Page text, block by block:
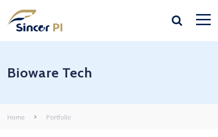
Bioware Tech
Home Portfolio